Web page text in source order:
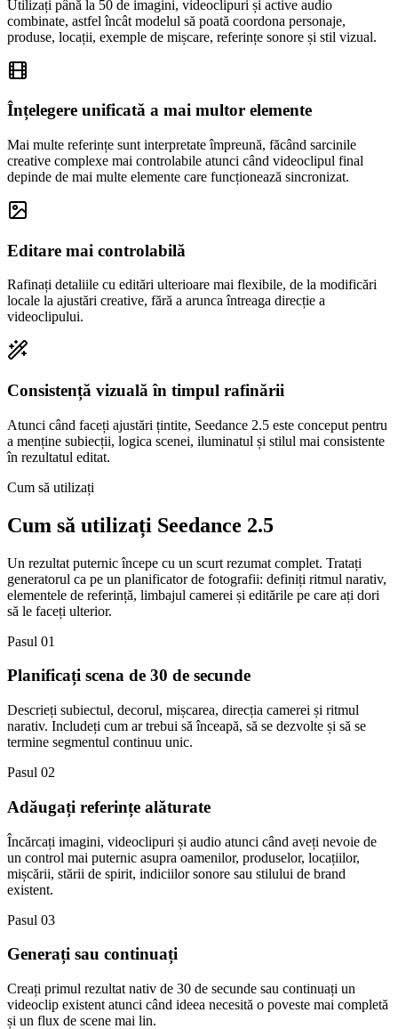
Utilizați până la 50 de imagini, videoclipuri și active audio
combinate, astfel încât modelul să poată coordona personaje,
produse, locații, exemple de mișcare, referințe sonore și stil vizual.
Înțelegere unificată a mai multor elemente
Mai multe referințe sunt interpretate împreună, făcând sarcinile
creative complexe mai controlabile atunci când videoclipul final
depinde de mai multe elemente care funcționează sincronizat.
Editare mai controlabilă
Rafinați detaliile cu editări ulterioare mai flexibile, de la modificări
locale la ajustări creative, fără a arunca întreaga direcție a
videoclipului.
Consistență vizuală în timpul rafinării
Atunci când faceți ajustări țintite, Seedance 2.5 este conceput pentru
a menține subiecții, logica scenei, iluminatul și stilul mai consistente
în rezultatul editat.
Cum să utilizați
Cum să utilizați Seedance 2.5
Un rezultat puternic începe cu un scurt rezumat complet. Tratați
generatorul ca pe un planificator de fotografii: definiți ritmul narativ,
elementele de referință, limbajul camerei și editările pe care ați dori
să le faceți ulterior.
Pasul 01
Planificați scena de 30 de secunde
Descrieți subiectul, decorul, mișcarea, direcția camerei și ritmul
narativ. Includeți cum ar trebui să înceapă, să se dezvolte și să se
termine segmentul continuu unic.
Pasul 02
Adăugați referințe alăturate
Încărcați imagini, videoclipuri și audio atunci când aveți nevoie de
un control mai puternic asupra oamenilor, produselor, locațiilor,
mișcării, stării de spirit, indiciilor sonore sau stilului de brand
existent.
Pasul 03
Generați sau continuați
Creați primul rezultat nativ de 30 de secunde sau continuați un
videoclip existent atunci când ideea necesită o poveste mai completă
și un flux de scene mai lin.